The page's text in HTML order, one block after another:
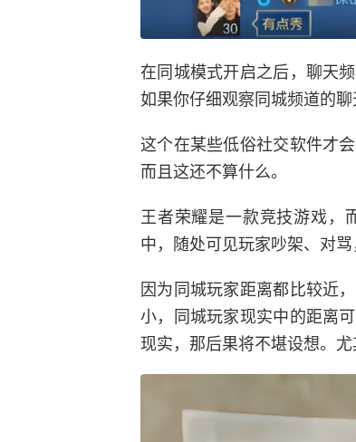
在同城模式开启之后，聊天
如果你仔细观察同城频道的
这个在某些低俗社交软件才
而且这还不算什么。
王者荣耀是一款竞技游戏，
中，随处可见玩家吵架、对
因为同城玩家距离都比较近
小，同城玩家现实中的距离
现实，那后果将不堪设想。